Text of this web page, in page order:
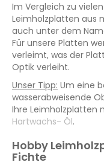
Im Vergleich zu
Leimholzplatten aus
auch unter dem
Für unsere Platten
verleimt, was der
Optik verleiht.
Unser Tipp: Um eine
wasserabweisende
Ihre Leimholzplatten
Hartwachs- Öl.
Hobby
Fichte